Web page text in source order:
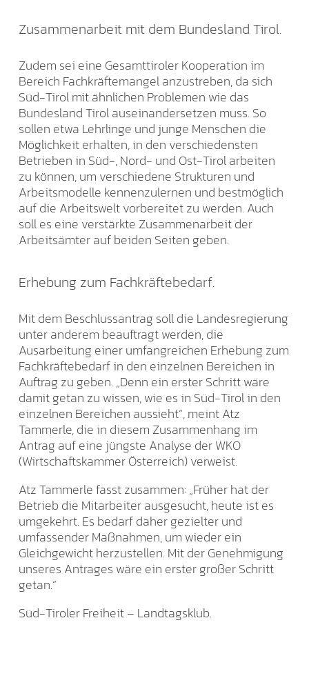
Zusammenarbeit mit dem Bundesland Tirol.
Zudem sei eine Gesamttiroler Kooperation im
Bereich Fachkräftemangel anzustreben, da sich
Süd-Tirol mit ähnlichen Problemen wie das
Bundesland Tirol auseinandersetzen muss. So
sollen etwa Lehrlinge und junge Menschen die
Möglichkeit erhalten, in den verschiedensten
Betrieben in Süd-, Nord- und Ost-Tirol arbeiten
zu können, um verschiedene Strukturen und
Arbeitsmodelle kennenzulernen und bestmöglich
auf die Arbeitswelt vorbereitet zu werden. Auch
soll es eine verstärkte Zusammenarbeit der
Arbeitsämter auf beiden Seiten geben.
Erhebung zum Fachkräftebedarf.
Mit dem Beschlussantrag soll die Landesregierung
unter anderem beauftragt werden, die
Ausarbeitung einer umfangreichen Erhebung zum
Fachkräftebedarf in den einzelnen Bereichen in
Auftrag zu geben. „Denn ein erster Schritt wäre
damit getan zu wissen, wie es in Süd-Tirol in den
einzelnen Bereichen aussieht“, meint Atz
Tammerle, die in diesem Zusammenhang im
Antrag auf eine jüngste Analyse der WKO
(Wirtschaftskammer Österreich) verweist.
Atz Tammerle fasst zusammen: „Früher hat der
Betrieb die Mitarbeiter ausgesucht, heute ist es
umgekehrt. Es bedarf daher gezielter und
umfassender Maßnahmen, um wieder ein
Gleichgewicht herzustellen. Mit der Genehmigung
unseres Antrages wäre ein erster großer Schritt
getan.“
Süd-Tiroler Freiheit – Landtagsklub.